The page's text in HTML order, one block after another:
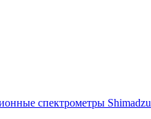
спектрометры Shimadzu